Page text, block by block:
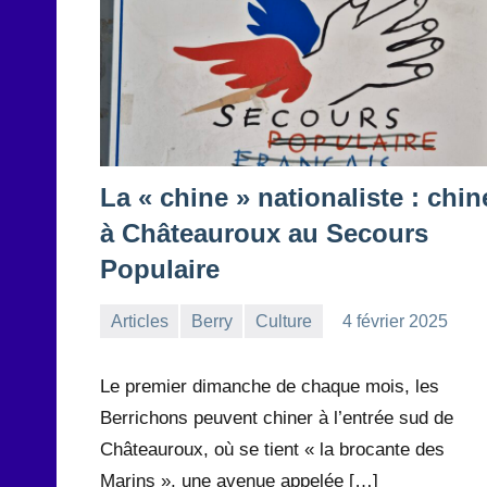
La « chine » nationaliste :
à Châteauroux au Secours
Populaire
Articles Berry Culture
4 février 2025
Le premier dimanche de chaque mois, les
Berrichons peuvent chiner à l’entrée sud de
Châteauroux, où se tient « la brocante des
Marins », une avenue appelée […]